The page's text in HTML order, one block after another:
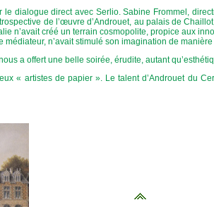
le dialogue direct avec Serlio. Sabine Frommel,
de l’œuvre d’Androuet, au palais de
n’avait créé un terrain cosmopolite, propice aux
n’avait stimulé son imagination de
a offert une belle soirée, érudite, autant
« artistes de papier ». Le talent d’Androuet du